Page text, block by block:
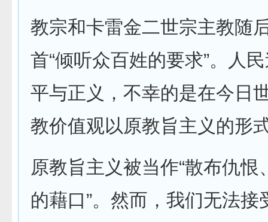
教宗和卡雷金二世宗主教随
首“倾听众百姓的要求”。人
平与正义，不幸的是在今日
教价值观以原教旨主义的形
原教旨主义被当作“散布仇恨
的藉口”。然而，我们无法接